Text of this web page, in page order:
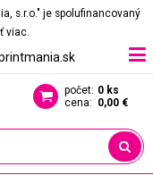
s.r.o." je spolufinancovaný
viac.
počet: 0 ks
cena: 0,00 €